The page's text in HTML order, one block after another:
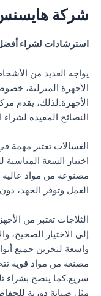
شركة
استرشادات لشراء أفضل
يواجه العديد من
الأجهزة المنزلية،
الأجهزة.لذلك، يقدم
النصائح المفيدة
الغسالات تعتبر مهمة
اختيار السعة المناسبة
مصنوعة من مواد
العمل وتوفر الجهد،
الثلاجات تعتبر من
إلى الاختيار الصحيح،
واسعة لتخزين جميع
مصنعة من مواد قوية
سريع.كما ينصح بشراء
مثل صيانة دورية